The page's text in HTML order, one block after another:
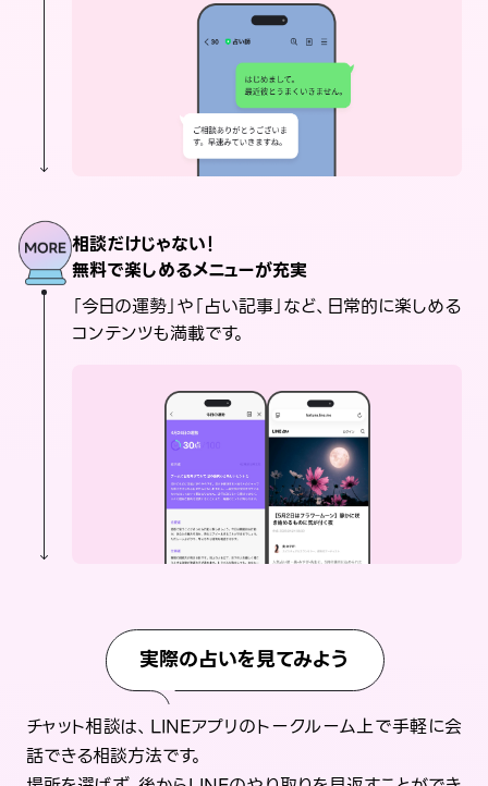
相談だけじゃない！
無料で楽しめるメニューが充実
「今日の運勢」や「占い記事」など、日常的に楽しめる
コンテンツも満載です。
実際の占いを見てみよう
チャット相談は、LINEアプリのトークルーム上で手軽に会
話できる相談方法です。